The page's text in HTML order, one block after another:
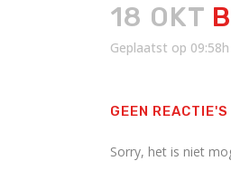
18 OKT
Geplaatst op 09:58h
GEEN REACTIE'S
Sorry, het is niet